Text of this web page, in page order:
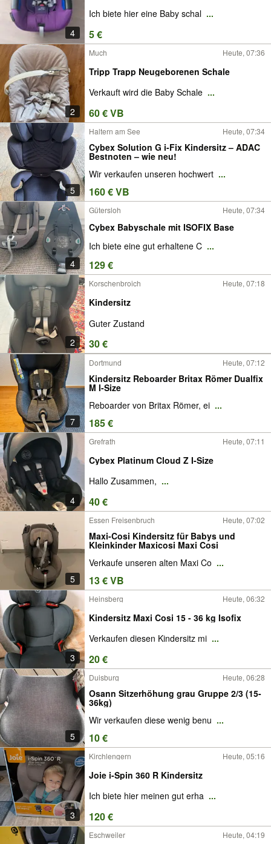
4
Ich biete hier eine Baby schal ...
5 €
2
Much Heute, 07:36
Tripp Trapp Neugeborenen Schale
Verkauft wird die Baby Schale ...
60 € VB
5
Haltern am See Heute, 07:34
Cybex Solution G i-Fix Kindersitz – ADAC
Bestnoten – wie neu!
Wir verkaufen unseren hochwert ...
160 € VB
4
Gütersloh Heute, 07:34
Cybex Babyschale mit ISOFIX Base
Ich biete eine gut erhaltene C ...
129 €
2
Korschenbroich Heute, 07:18
Kindersitz
Guter Zustand
30 €
7
Dortmund Heute, 07:12
Kindersitz Reboarder Britax Römer Dualfix
M I-Size
Reboarder von Britax Römer, ei ...
185 €
4
Grefrath Heute, 07:11
Cybex Platinum Cloud Z I-Size
Hallo Zusammen, ...
40 €
5
Essen Freisenbruch Heute, 07:02
Maxi-Cosi Kindersitz für Babys und
Kleinkinder Maxicosi Maxi Cosi
Verkaufe unseren alten Maxi Co ...
13 € VB
3
Heinsberg Heute, 06:32
Kindersitz Maxi Cosi 15 - 36 kg Isofix
Verkaufen diesen Kindersitz mi ...
20 €
5
Duisburg Heute, 06:28
Osann Sitzerhöhung grau Gruppe 2/3 (15-
36kg)
Wir verkaufen diese wenig benu ...
10 €
3
Kirchlengern Heute, 05:16
Joie i-Spin 360 R Kindersitz
Ich biete hier meinen gut erha ...
120 €
Eschweiler Heute, 04:19